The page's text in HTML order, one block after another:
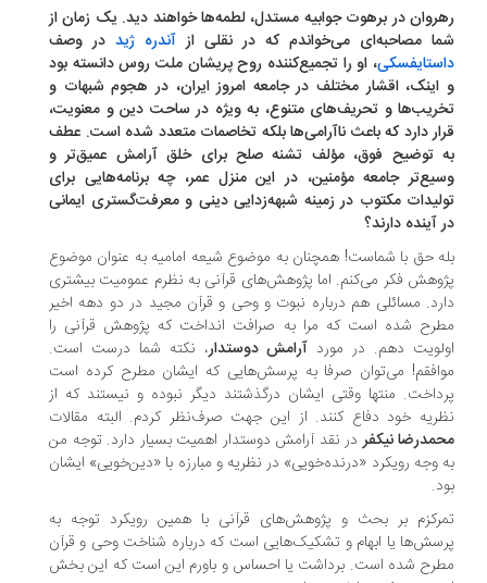
در برهوت جوابیه مستدل، لطمه‌ها خواهند دید. یک زمان از
مصاحبه‌ای می‌خواندم که در نقلی ازآندره ژیددر وصف
، او را تجمیع‌کننده روح پریشان ملت روس دانسته بود
اقشار مختلف در جامعه امروز ایران، در هجوم شبهات و
و تحریف‌های متنوع، به ویژه در ساحت دین و معنویت،
دارد که باعث ناآرامی‌ها بلکه تخاصمات متعدد شده است. عطف
توضیح فوق، مؤلف تشنه صلح برای خلق آرامش عمیق‌تر و
جامعه مؤمنین، در این منزل عمر، چه برنامه‌هایی برای
مکتوب در زمینه شبهه‌زدایی دینی و معرفت‌گستری ایمانی
آینده دارند؟
حق با شماست! همچنان به موضوع شیعه امامیه به عنوان موضوع
فکر می‌کنم. اما پژوهش‌های قرآنی به نظرم عمومیت بیشتری
مسائلی هم درباره نبوت و وحی و قرآن مجید در دو دهه اخیر
شده است که مرا به صرافت انداخت که پژوهش قرآنی را
دهم. در مورد آرامش دوستدار، نکته شما درست است.
می‌توان صرفا به پرسش‌هایی که ایشان مطرح کرده است
منتها وقتی ایشان درگذشتند دیگر نبوده و نیستند که از
خود دفاع کنند. از این جهت صرف‌نظر کردم. البته مقالات
نیکفردر نقد آرامش دوستدار اهمیت بسیار دارد. توجه من
وجه رویکرد «درنده‌خویی» در نظریه و مبارزه با «دین‌خویی» ایشان
بر بحث و پژوهش‌های قرآنی با همین رویکرد توجه به
یا ابهام و تشکیک‌هایی است که درباره شناخت وحی و قرآن
شده است. برداشت یا احساس و باورم این است که این بخش